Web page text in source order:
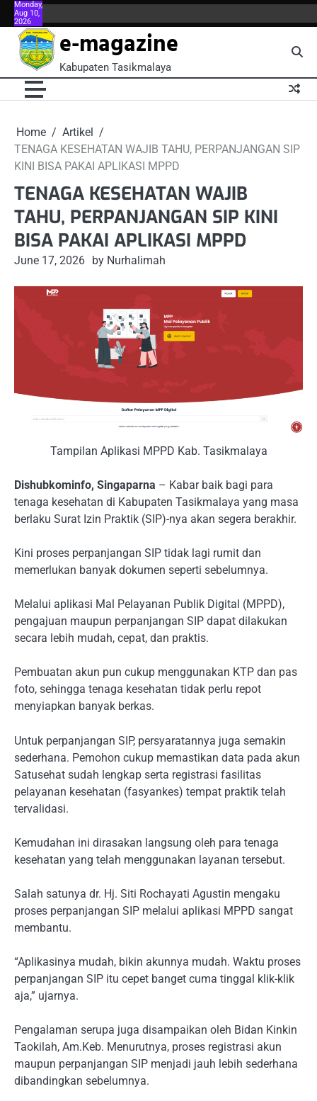
Skip
to
content
Monday,
Aug 10,
2026
Us
Us
NowUs
Us
the
the
e-magazine
Kabupaten Tasikmalaya
Home
Artikel
TENAGA KESEHATAN WAJIB TAHU, PERPANJANGAN SIP
KINI BISA PAKAI APLIKASI MPPD
TENAGA KESEHATAN WAJIB
TAHU, PERPANJANGAN SIP KINI
BISA PAKAI APLIKASI MPPD
June 17, 2026 by Nurhalimah
Tampilan Aplikasi MPPD Kab. Tasikmalaya
Dishubkominfo, Singaparna – Kabar baik bagi para
tenaga kesehatan di Kabupaten Tasikmalaya yang masa
berlaku Surat Izin Praktik (SIP)-nya akan segera berakhir.
Kini proses perpanjangan SIP tidak lagi rumit dan
memerlukan banyak dokumen seperti sebelumnya.
Melalui aplikasi Mal Pelayanan Publik Digital (MPPD),
pengajuan maupun perpanjangan SIP dapat dilakukan
secara lebih mudah, cepat, dan praktis.
Pembuatan akun pun cukup menggunakan KTP dan pas
foto, sehingga tenaga kesehatan tidak perlu repot
menyiapkan banyak berkas.
Untuk perpanjangan SIP, persyaratannya juga semakin
sederhana. Pemohon cukup memastikan data pada akun
Satusehat sudah lengkap serta registrasi fasilitas
pelayanan kesehatan (fasyankes) tempat praktik telah
tervalidasi.
Kemudahan ini dirasakan langsung oleh para tenaga
kesehatan yang telah menggunakan layanan tersebut.
Salah satunya dr. Hj. Siti Rochayati Agustin mengaku
proses perpanjangan SIP melalui aplikasi MPPD sangat
membantu.
“Aplikasinya mudah, bikin akunnya mudah. Waktu proses
perpanjangan SIP itu cepet banget cuma tinggal klik-klik
aja,” ujarnya.
Pengalaman serupa juga disampaikan oleh Bidan Kinkin
Taokilah, Am.Keb. Menurutnya, proses registrasi akun
maupun perpanjangan SIP menjadi jauh lebih sederhana
dibandingkan sebelumnya.